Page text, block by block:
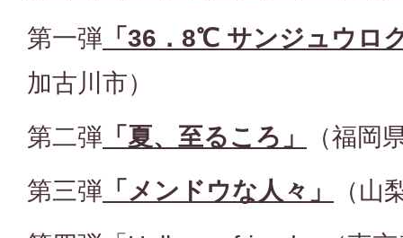
第一弾 「36．8℃ サンジュウロ
加古川市）
第二弾 「夏、至るころ」
（福岡
第三弾 「メンドウな人々」
（山